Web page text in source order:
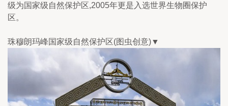
级为国家级自然保护区,2005年更是入选世界生物圈保护
区。
珠穆朗玛峰国家级自然保护区(图虫创意)▼